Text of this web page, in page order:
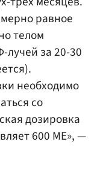
равное
телом
лучей за 20-30
необходимо
со
дозировка
600 МЕ», —